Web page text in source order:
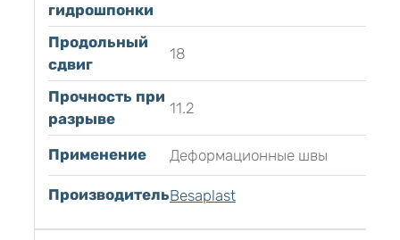
гидрошпонки
Продольный
сдвиг
18
Прочность при
разрыве
11.2
Применение Деформационные швы
ПроизводительBesaplast